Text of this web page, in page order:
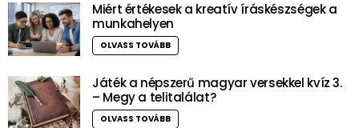
Miért értékesek a kreatív íráskészségek a
munkahelyen
OLVASS TOVÁBB
Játék a népszerű magyar versekkel kvíz 3.
– Megy a telitalálat?
OLVASS TOVÁBB